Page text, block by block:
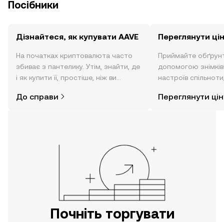
Посібники
Дізнайтеся, як купувати AAVE
На початках криптовалюта часто
збиває з пантелику. Утім, знайти, де
і як купити її, простіше, ніж ви
за допомогою застосунку OKX для
До справи
Переглянути
Приймайте
допомогою знімків
настроїв
Переглянути
Почніть торгувати